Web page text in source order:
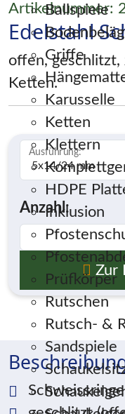
Ballspiele
Griffe
Karusselle
Ketten
Klettern
HDPE
Inklusion
Prüfkörper
Rutschen
Rutsch- &
Sandspiele
Artikelnummer:
Edelstahl
offen, geschlitzt,
Ketten.
Ausführung:*
Anzahl:
Zur